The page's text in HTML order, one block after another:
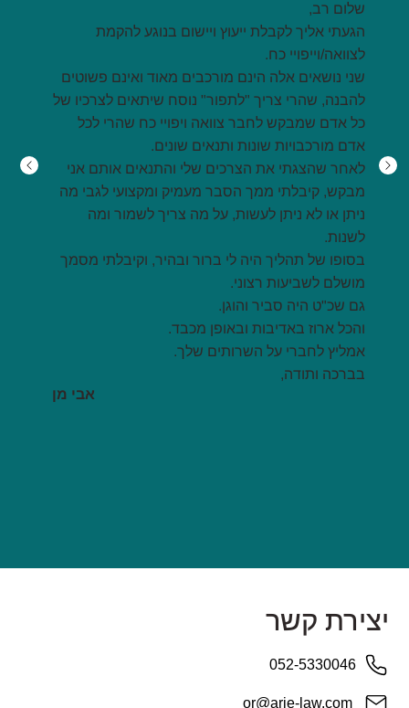
שלום רב,
הגעתי אליך לקבלת ייעוץ ויישום בנוגע להקמת
לצוואה/וייפויי כח.
שני נושאים אלה הינם מורכבים מאוד ואינם פשוטים
להבנה, שהרי צריך "לתפור" נוסח שיתאים לצרכיו של
כל אדם שמבקש לחבר צוואה ויפויי כח שהרי לכל
אדם מורכבויות שונות ותנאים שונים.
לאחר שהצגתי את הצרכים שלי והתנאים אותם אני
מבקש, קיבלתי ממך הסבר מעמיק ומקצועי לגבי מה
ניתן או לא ניתן לעשות, על מה צריך לשמור ומה
לשנות.
בסופו של תהליך היה לי ברור ובהיר, וקיבלתי מסמך
מושלם לשביעות רצוני.
גם שכ"ט היה סביר והוגן.
והכל ארוז באדיבות ובאופן מכבד.
אמליץ לחברי על השרותים שלך.
בברכה ותודה,
אבי מן
יצירת קשר
052-5330046
or@arie-law.com